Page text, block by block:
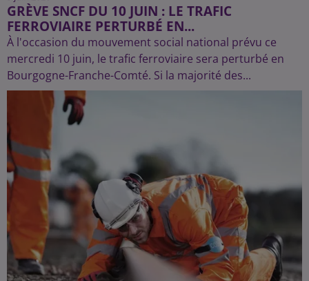
GRÈVE SNCF DU 10 JUIN : LE TRAFIC
FERROVIAIRE PERTURBÉ EN...
À l'occasion du mouvement social national prévu ce
mercredi 10 juin, le trafic ferroviaire sera perturbé en
Bourgogne-Franche-Comté. Si la majorité des...